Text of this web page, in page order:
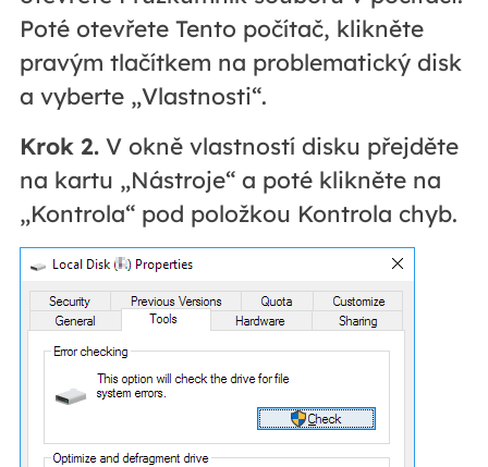
Poté otevřete Tento počítač, klikněte
pravým tlačítkem na problematický disk
a vyberte „Vlastnosti“.
Krok 2.V okně vlastností disku přejděte
na kartu „Nástroje“ a poté klikněte na
„Kontrola“ pod položkou Kontrola chyb.